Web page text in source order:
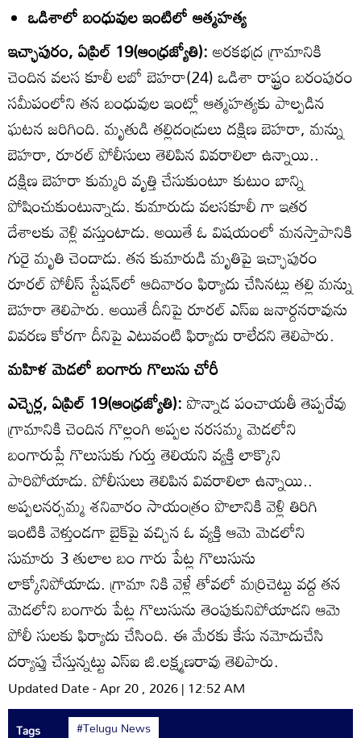
ఒడిశాలో బంధువుల ఇంటిలో ఆత్మహత్య
ఇచ్ఛాపురం, ఏప్రిల్‌ 19(ఆంధ్రజ్యోతి):అరకభద్ర గ్రామానికి
చెందిన వలస కూలీ లబో బెహరా(24) ఒడిశా రాష్ట్రం బరంపురం
సమీపంలోని తన బంధువుల ఇంట్లో ఆత్మహత్యకు పాల్పడిన
ఘటన జరిగింది. మృతుడి తల్లిదండ్రులు దక్షిణ బెహరా, మన్ను
బెహరా, రూరల్‌ పోలీసులు తెలిపిన వివరాలిలా ఉన్నాయి..
దక్షిణ బెహరా కుమ్మరి వృత్తి చేసుకుంటూ కుటుం బాన్ని
పోషించుకుంటున్నాడు. కుమారుడు వలసకూలీ గా ఇతర
దేశాలకు వెళ్లి వస్తుంటాడు. అయితే ఓ విషయంలో మనస్తాపానికి
గురై మృతి చెందాడు. తన కుమారుడి మృతిపై ఇచ్ఛాపురం
రూరల్‌ పోలీస్‌ స్టేషన్‌లో ఆదివారం ఫిర్యాదు చేసినట్లు తల్లి మన్ను
బెహరా తెలిపారు. అయితే దీనిపై రూరల్‌ ఎస్‌ఐ జనార్దనరావును
వివరణ కోరగా దీనిపై ఎటువంటి ఫిర్యాదు రాలేదని తెలిపారు.
మహిళ మెడలో బంగారు గొలుసు చోరీ
ఎచ్చెర్ల, ఏప్రిల్‌ 19(ఆంధ్రజ్యోతి):పొన్నాడ పంచాయతీ తెప్పరేవు
గ్రామానికి చెందిన గొల్లంగి అప్పల నరసమ్మ మెడలోని
బంగారుప్లే గొలుసుకు గుర్తు తెలియని వ్యక్తి లాక్కొని
పారిపోయాడు. పోలీసులు తెలిపిన వివరాలిలా ఉన్నాయి..
అప్పలనర్సమ్మ శనివారం సాయంత్రం పొలానికి వెళ్లి తిరిగి
ఇంటికి వెళ్తుండగా బైక్‌పై వచ్చిన ఓ వ్యక్తి ఆమె మెడలోని
సుమారు 3 తులాల బం గారు పేట్ల గొలుసును
లాక్కోనిపోయాడు. గ్రామా నికి వెళ్లే తోవలో మర్రిచెట్టు వద్ద తన
మెడలోని బంగారు పేట్ల గొలుసును తెంపుకునిపోయాడని ఆమె
పోలీ సులకు ఫిర్యాదు చేసింది. ఈ మేరకు కేసు నమోదుచేసి
దర్యాప్తు చేస్తున్నట్టు ఎస్‌ఐ జి.లక్ష్మణరావు తెలిపారు.
Updated Date - Apr 20 , 2026 | 12:52 AM
Tags #Telugu News